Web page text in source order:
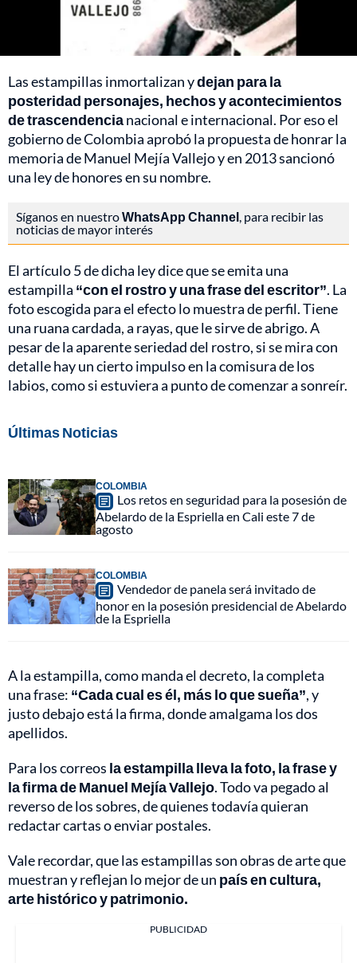
Las estampillas inmortalizan ydejan para la
posteridad personajes, hechos y acontecimientos
de trascendencianacional e internacional. Por eso el
gobierno de Colombia aprobó la propuesta de honrar la
memoria de Manuel Mejía Vallejo y en 2013 sancionó
una ley de honores en su nombre.
Síganos en nuestroWhatsApp Channel, para recibir las
noticias de mayor interés
El artículo 5 de dicha ley dice que se emita una
estampilla “con el rostro y una frase del escritor”. La
foto escogida para el efecto lo muestra de perfil. Tiene
una ruana cardada, a rayas, que le sirve de abrigo. A
pesar de la aparente seriedad del rostro, si se mira con
detalle hay un cierto impulso en la comisura de los
labios, como si estuviera a punto de comenzar a sonreír.
Últimas Noticias
COLOMBIA
Los retos en seguridad para la posesión de
Abelardo de la Espriella en Cali este 7 de
agosto
COLOMBIA
Vendedor de panela será invitado de
honor en la posesión presidencial de Abelardo
de la Espriella
A la estampilla, como manda el decreto, la completa
una frase: “Cada cual es él, más lo que sueña”, y
justo debajo está la firma, donde amalgama los dos
apellidos.
Para los correos la estampilla lleva la foto, la frase y
la firma de Manuel Mejía Vallejo. Todo va pegado al
reverso de los sobres, de quienes todavía quieran
redactar cartas o enviar postales.
Vale recordar, que las estampillas son obras de arte que
muestran y reflejan lo mejor de un país en cultura,
arte histórico y patrimonio.
PUBLICIDAD